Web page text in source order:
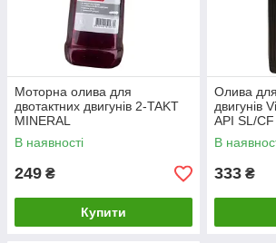
Моторна олива для
двотактних двигунів 2-TAKT
MINERAL
В наявності
249 ₴
Купити
Олива
двигунів
API SL/
В
333 ₴